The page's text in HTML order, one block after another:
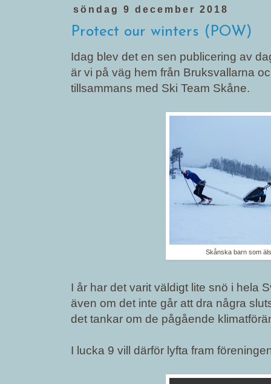
söndag 9 december 2018
Protect our winters (POW)
Idag blev det en sen publicering av
är vi på väg hem från Bruksvallarna
tillsammans med Ski Team Skåne.
Skånska barn som
I år har det varit väldigt lite snö i hela
även om det inte går att dra några
det tankar om de pågående
I lucka 9 vill därför lyfta fram